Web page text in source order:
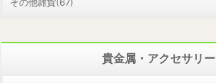
その他雑貨(67)
貴金属・アクセサリー